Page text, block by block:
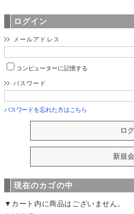
ログイン
メールアドレス
コンピューターに記憶する
パスワード
パスワードを忘れた方はこちら
現在のカゴの中
▼カート内に商品はございません。